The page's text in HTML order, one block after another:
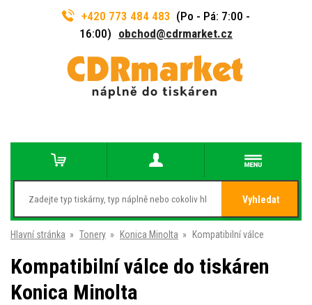
+420 773 484 483 (Po - Pá: 7:00 -
16:00) obchod@cdrmarket.cz
Vyhledat
Hlavní stránka » Tonery » Konica Minolta » Kompatibilní válce
Kompatibilní válce do tiskáren
Konica Minolta